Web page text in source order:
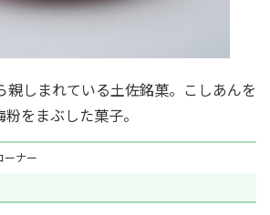
親しまれている土佐銘菓。こしあんを
をまぶした菓子。
ーナー